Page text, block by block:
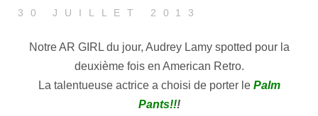
30 JUILLET 2013
Notre AR GIRL du jour, Audrey Lamy spotted pour la
deuxième fois en American Retro.
La talentueuse actrice a choisi de porter le Palm
Pants!!!